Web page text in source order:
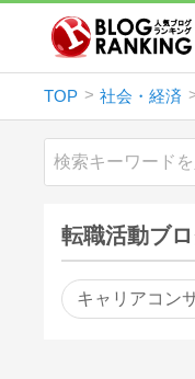
TOP 社会・経済
転職活動ブ
キャリアコン